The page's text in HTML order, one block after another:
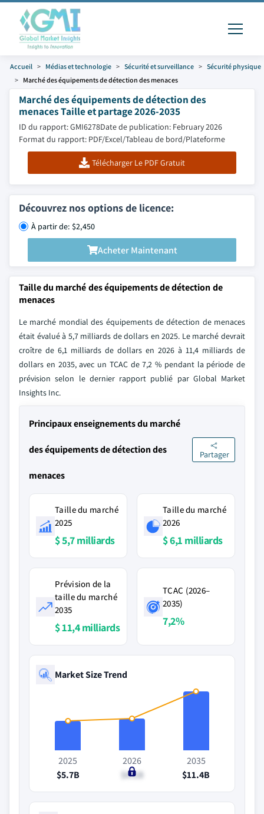
Accueil Médias et technologie Sécurité et surveillance
Sécurité physique
Marché des équipements de détection des menaces
Marché des équipements de détection des
menaces Taille et partage 2026-2035
ID du rapport: GMI6278Date de publication: February 2026
Format du rapport: PDF/Excel/Tableau de bord/Plateforme
Télécharger Le PDF Gratuit
Découvrez nos options de licence:
À partir de: $2,450
Acheter Maintenant
Taille du marché des équipements de détection de
menaces
Le marché mondial des équipements de détection de menaces
était évalué à 5,7 milliards de dollars en 2025. Le marché devrait
croître de 6,1 milliards de dollars en 2026 à 11,4 milliards de
dollars en 2035, avec un TCAC de 7,2 % pendant la période de
prévision selon le dernier rapport publié par Global Market
Insights Inc.
Principaux enseignements du marché
des équipements de détection des
menaces
Partager
Taille du marché
2025
$ 5,7 milliards
Taille du marché
2026
$ 6,1 milliards
Prévision de la
taille du marché
2035
$ 11,4 milliards
TCAC (2026–
2035)
7,2%
Market Size Trend
2025
$5.7B
2026
$6.1B
2035
$11.4B